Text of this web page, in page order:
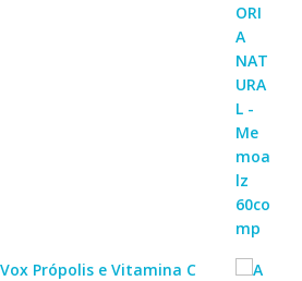
Própolis e Vitamina C